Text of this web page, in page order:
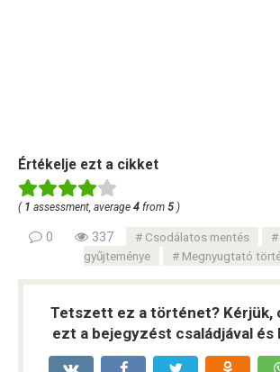
Értékelje ezt a cikket
( 1 assessment, average 4 from 5 )
0 337 Csodálatos mentés
gyűjteménye
Megnyugtató
Tetszett ez a történet? Kérjük,
ezt a bejegyzést családjával és